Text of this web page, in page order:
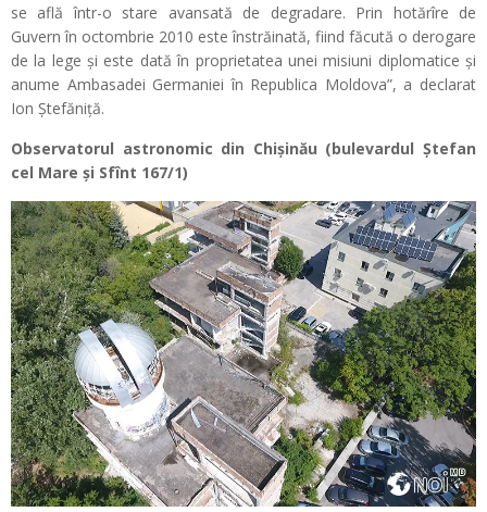
se află într-o stare avansată de degradare. Prin hotărîre de
Guvern în octombrie 2010 este înstrăinată, fiind făcută o derogare
de la lege și este dată în proprietatea unei misiuni diplomatice și
anume Ambasadei Germaniei în Republica Moldova”, a declarat
Ion Ștefăniță.
Observatorul astronomic din Chișinău (bulevardul Ștefan
cel Mare și Sfînt 167/1)